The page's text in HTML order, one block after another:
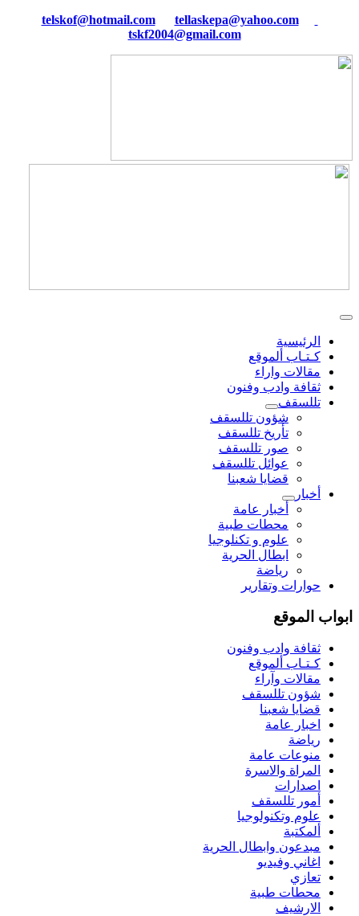
tellaskepa@yahoo.com
tskf2004@gmail.com
الرئيسية
كـتـاب ألموقع
مقالات واراء
ثقافة وادب وفنون
تللسقف
شؤون تللسقف
تأريخ تللسقف
صور تللسقف
عوائل تللسقف
قضايا شعبنا
أخبار
أخبار عامة
محطات طبية
علوم و تکنلوجیا
ابطال الحرية
رياضة
حوارات وتقارير
ابواب الموقع
ثقافة وادب وفنون
كـتـاب ألموقع
مقالات وآراء
شؤون تللسقف
قضايا شعبنا
اخبار عامة
رياضة
منوعات عامة
المراة والاسرة
اصدارات
أمور تللسقف
علوم وتكنولوجيا
ألمكتبة
مبدعون وابطال الحرية
اغاني وفيديو
تعازي
محطات طبية
الارشيف